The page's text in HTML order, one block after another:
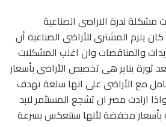
مشكلة ندرة الاراضى الصناعية
يلزم المشترى للأراضى الصناعية أن
والمناقصات وان اغلب المشكلات
ثورة يناير هى تخصيص الأراضى بأسعار
مع الأراضى على انها سلعة تهدف
ارادت مصر ان تشجع المستثمر لابد
بأسعار مخفضة لأنها ستنعكس بسرعة